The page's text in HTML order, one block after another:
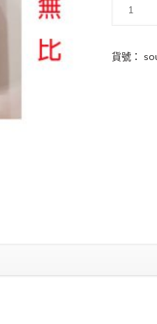
貨號：